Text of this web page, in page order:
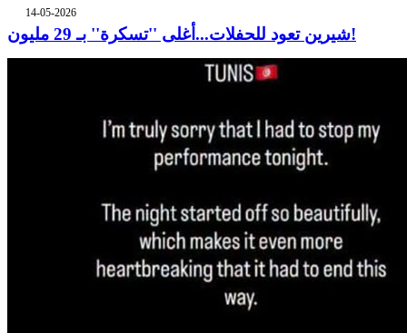
14-05-2026
شيرين تعود للحفلات...أغلى ''تسكرة'' بـ 29 مليون!